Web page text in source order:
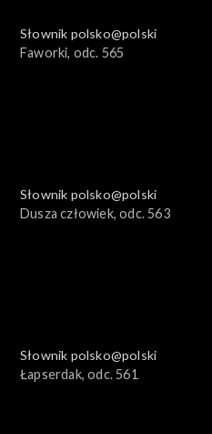
Słownik polsko@polski
Faworki, odc. 565
Słownik polsko@polski
Dusza człowiek, odc. 563
Słownik polsko@polski
Łapserdak, odc. 561